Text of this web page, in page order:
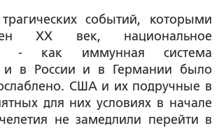
событий, которыми
XX век, национальное
- как иммунная система
- и в России и в Германии было
США и их подручные в
для них условиях в начале
не замедлили перейти в